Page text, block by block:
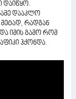
დაიწყო.
დააკლო
მეტად, რადგან
იმის გამო რომ
ჰქონდა.